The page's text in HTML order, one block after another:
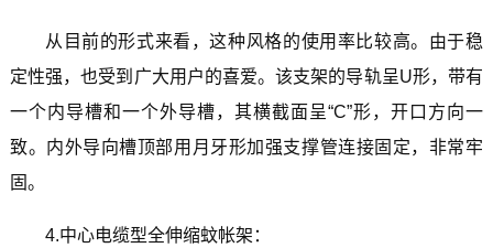
从目前的形式来看，这种风格的使用率比较高。由于稳
定性强，也受到广大用户的喜爱。该支架的导轨呈U形，带有
一个内导槽和一个外导槽，其横截面呈“C”形，开口方向一
致。内外导向槽顶部用月牙形加强支撑管连接固定，非常牢
固。
4.中心电缆型全伸缩蚊帐架：